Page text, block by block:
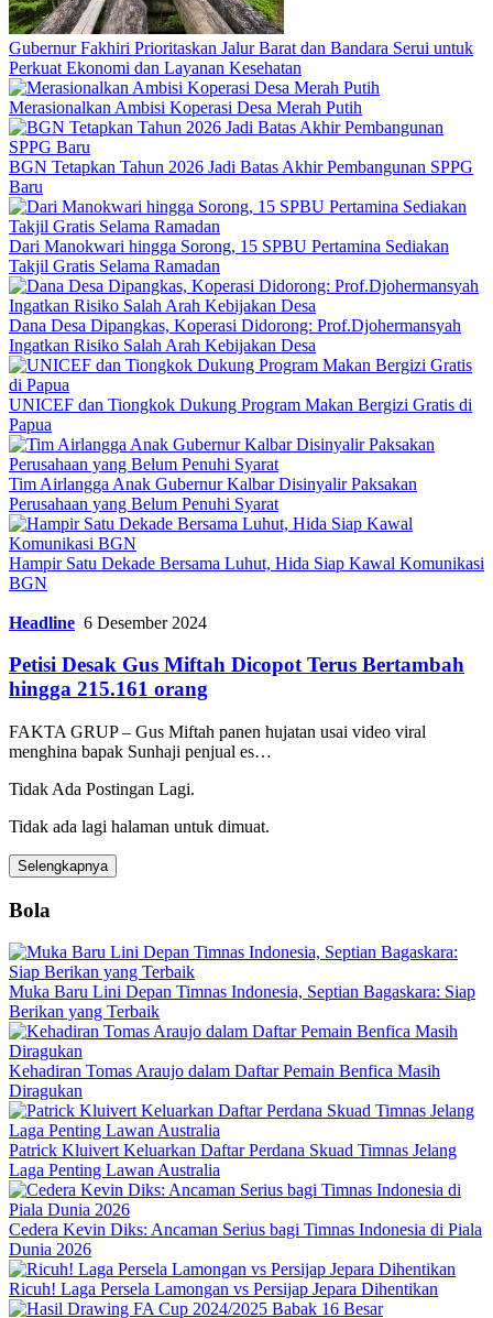
Gubernur Fakhiri Prioritaskan Jalur Barat dan Bandara Serui untuk
Perkuat Ekonomi dan Layanan Kesehatan
Merasionalkan Ambisi Koperasi Desa Merah Putih
BGN Tetapkan Tahun 2026 Jadi Batas Akhir Pembangunan SPPG
Baru
Dari Manokwari hingga Sorong, 15 SPBU Pertamina Sediakan
Takjil Gratis Selama Ramadan
Dana Desa Dipangkas, Koperasi Didorong: Prof.Djohermansyah
Ingatkan Risiko Salah Arah Kebijakan Desa
UNICEF dan Tiongkok Dukung Program Makan Bergizi Gratis di
Papua
Tim Airlangga Anak Gubernur Kalbar Disinyalir Paksakan
Perusahaan yang Belum Penuhi Syarat
Hampir Satu Dekade Bersama Luhut, Hida Siap Kawal Komunikasi
BGN
Headline 6 Desember 2024
Petisi Desak Gus Miftah Dicopot Terus Bertambah
hingga 215.161 orang
FAKTA GRUP – Gus Miftah panen hujatan usai video viral
menghina bapak Sunhaji penjual es…
Tidak Ada Postingan Lagi.
Tidak ada lagi halaman untuk dimuat.
Selengkapnya
Bola
Muka Baru Lini Depan Timnas Indonesia, Septian Bagaskara: Siap
Berikan yang Terbaik
Kehadiran Tomas Araujo dalam Daftar Pemain Benfica Masih
Diragukan
Patrick Kluivert Keluarkan Daftar Perdana Skuad Timnas Jelang
Laga Penting Lawan Australia
Cedera Kevin Diks: Ancaman Serius bagi Timnas Indonesia di Piala
Dunia 2026
Ricuh! Laga Persela Lamongan vs Persijap Jepara Dihentikan